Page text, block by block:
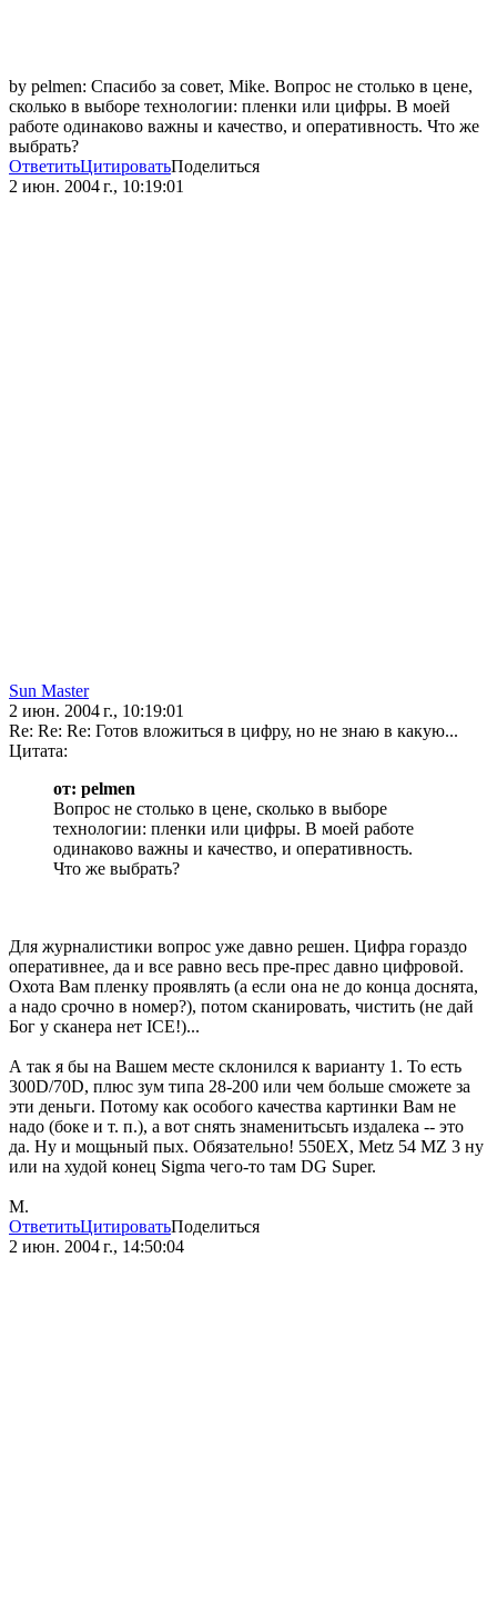
by pelmen: Спасибо за совет, Mike. Вопрос не столько в цене,
сколько в выборе технологии: пленки или цифры. В моей
работе одинаково важны и качество, и оперативность. Что же
выбрать?
ОтветитьЦитироватьПоделиться
2 июн. 2004 г., 10:19:01
Sun Master
2 июн. 2004 г., 10:19:01
Re: Re: Re: Готов вложиться в цифру, но не знаю в какую...
Цитата:
от: pelmen
Вопрос не столько в цене, сколько в выборе
технологии: пленки или цифры. В моей работе
одинаково важны и качество, и оперативность.
Что же выбрать?
Для журналистики вопрос уже давно решен. Цифра гораздо
оперативнее, да и все равно весь пре-прес давно цифровой.
Охота Вам пленку проявлять (а если она не до конца доснята,
а надо срочно в номер?), потом сканировать, чистить (не дай
Бог у сканера нет ICE!)...
А так я бы на Вашем месте склонился к варианту 1. То есть
300D/70D, плюс зум типа 28-200 или чем больше сможете за
эти деньги. Потому как особого качества картинки Вам не
надо (боке и т. п.), а вот снять знаменитьсьть издалека -- это
да. Ну и мощьный пых. Обязательно! 550EX, Metz 54 MZ 3 ну
или на худой конец Sigma чего-то там DG Super.
М.
ОтветитьЦитироватьПоделиться
2 июн. 2004 г., 14:50:04